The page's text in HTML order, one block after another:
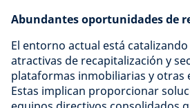
Abundantes oportunidades de
El entorno actual está
atractivas de recapitalización y
plataformas inmobiliarias y otras
Estas implican proporcionar